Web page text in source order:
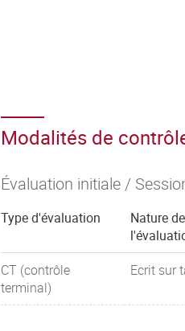
Modalités de
Évaluation initiale /
Type d'évaluation
Nature de
CT (contrôle
terminal)
Ecrit sur